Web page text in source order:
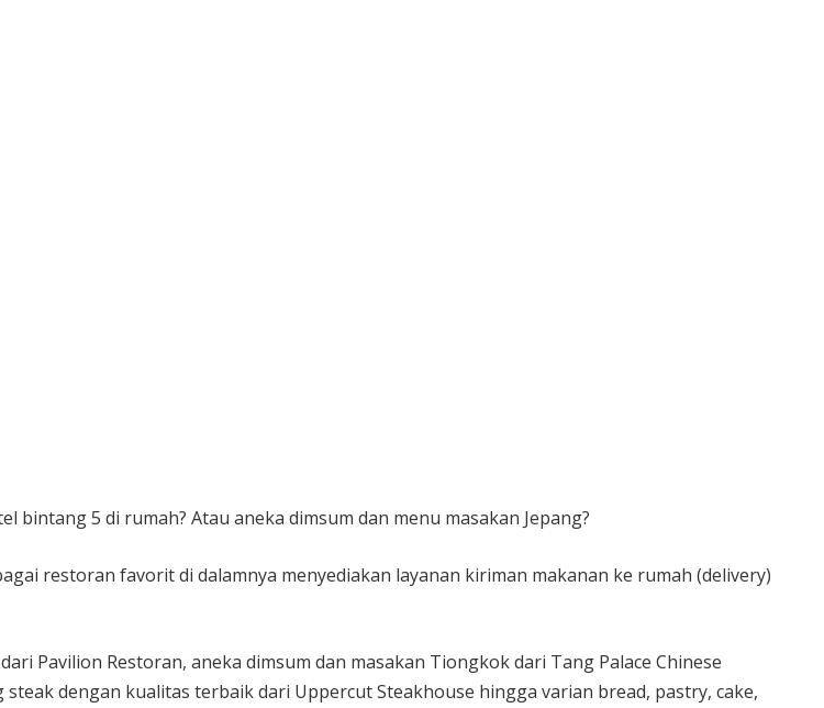
bintang 5 di rumah? Atau aneka dimsum dan menu masakan Jepang?
restoran favorit di dalamnya menyediakan layanan kiriman makanan ke rumah (delivery)
Pavilion Restoran, aneka dimsum dan masakan Tiongkok dari Tang Palace Chinese
dengan kualitas terbaik dari Uppercut Steakhouse hingga varian bread, pastry, cake,